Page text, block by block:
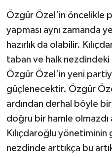
Özgür Özel’in öncelikle
yapması aynı zamanda
hazırlık da olabilir.
taban ve halk nezdindeki
Özgür Özel’in yeni
güçlenecektir. Özgür
ardından derhal böyle
doğru bir hamle olmazdı
Kılıçdaroğlu yönetiminin
nezdinde arttıkça bu